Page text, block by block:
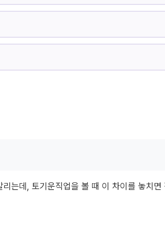
는데, 토기운직업을 볼 때 이 차이를 놓치면